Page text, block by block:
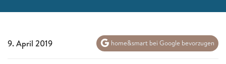
9. April 2019 home&smart bei Google bevorzugen